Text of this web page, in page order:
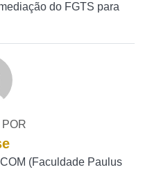
do FGTS para
(Faculdade Paulus